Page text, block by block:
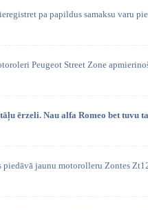
pa papildus samaksu varu
Peugeot Street Zone
ērzeli. Nau alfa Romeo bet tuvu
piedāvā jaunu motorolleru Zontes